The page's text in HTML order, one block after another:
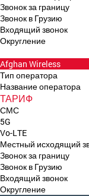
Звонок за границу
Звонок в Грузию
Входящий звонок
Округление
Afghan Wireless
Тип оператора
Название оператора
ТАРИФ
СМС
5G
Vo-LTE
Местный исходящий
Звонок за границу
Звонок в Грузию
Входящий звонок
Округление